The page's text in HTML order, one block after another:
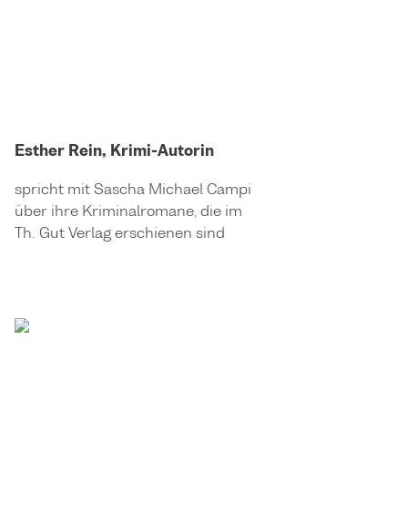
Esther Rein, Krimi-Autorin
spricht mit Sascha Michael Campi
über ihre Kriminalromane, die im
Th. Gut Verlag erschienen sind